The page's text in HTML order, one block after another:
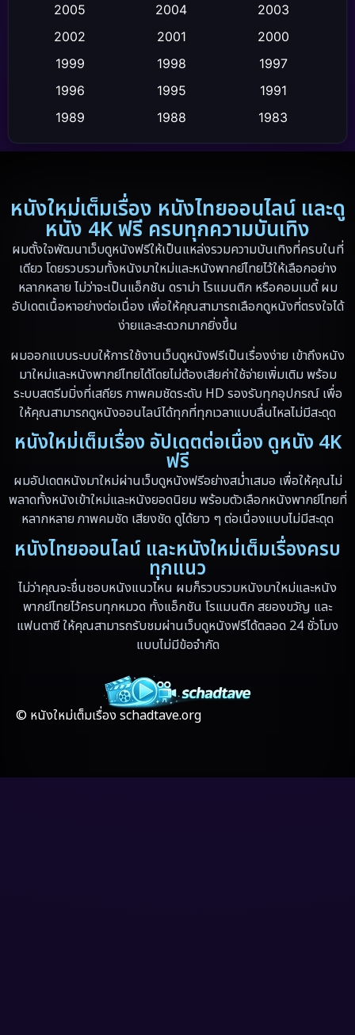
Crime อาชญากรรม
Culture
Dance เต้น
Disaster (13)
Disney+ (5)
Documentary สารคดี (19)
Drama ดราม่า (348)
Dystopian (13)
Emotional (59)
Family ครอบครัว
Fantasy จินตนาการ (5)
Fantasy แฟนตาซี (4)
Gothic
HBO GO (7)
2005
2004
2003
2002
2001
2000
1999
1998
1997
1996
1995
1991
1989
1988
1983
1982
1971
1962
หนังใหม่เต็มเรื่อง หนังไทยออนไลน์ และดู
หนัง 4K ฟรี ครบทุกความบันเทิง
ผมตั้งใจพัฒนาเว็บดูหนังฟรีให้เป็นแหล่งรวมความบันเทิงที่ครบในที่
เดียว โดยรวบรวมทั้งหนังมาใหม่และหนังพากย์ไทยไว้ให้เลือกอย่าง
หลากหลาย ไม่ว่าจะเป็นแอ็กชัน ดราม่า โรแมนติก หรือคอมเมดี้ ผม
อัปเดตเนื้อหาอย่างต่อเนื่อง เพื่อให้คุณสามารถเลือกดูหนังที่ตรงใจได้
ง่ายและสะดวกมากยิ่งขึ้น
ผมออกแบบระบบให้การใช้งานเว็บดูหนังฟรีเป็นเรื่องง่าย เข้าถึงหนัง
มาใหม่และหนังพากย์ไทยได้โดยไม่ต้องเสียค่าใช้จ่ายเพิ่มเติม พร้อม
ระบบสตรีมมิ่งที่เสถียร ภาพคมชัดระดับ HD รองรับทุกอุปกรณ์ เพื่อ
ให้คุณสามารถดูหนังออนไลน์ได้ทุกที่ทุกเวลาแบบลื่นไหลไม่มีสะดุด
หนังใหม่เต็มเรื่อง อัปเดตต่อเนื่อง ดูหนัง 4K
ฟรี
ผมอัปเดตหนังมาใหม่ผ่านเว็บดูหนังฟรีอย่างสม่ำเสมอ เพื่อให้คุณไม่
พลาดทั้งหนังเข้าใหม่และหนังยอดนิยม พร้อมตัวเลือกหนังพากย์ไทยที่
หลากหลาย ภาพคมชัด เสียงชัด ดูได้ยาว ๆ ต่อเนื่องแบบไม่มีสะดุด
หนังไทยออนไลน์ และหนังใหม่เต็มเรื่องครบ
ทุกแนว
ไม่ว่าคุณจะชื่นชอบหนังแนวไหน ผมก็รวบรวมหนังมาใหม่และหนัง
พากย์ไทยไว้ครบทุกหมวด ทั้งแอ็กชัน โรแมนติก สยองขวัญ และ
แฟนตาซี ให้คุณสามารถรับชมผ่านเว็บดูหนังฟรีได้ตลอด 24 ชั่วโมง
แบบไม่มีข้อจำกัด
© หนังใหม่เต็มเรื่อง schadtave.org